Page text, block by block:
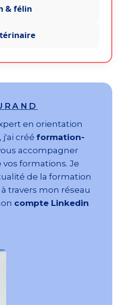
& félin
en orientation
créé formation-
accompagner
vos formations. Je
de la formation
travers mon réseau
compte Linkedin